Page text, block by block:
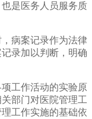
是医务人员服务质
病案记录作为法律
录加以判断，明确
工作活动的实验原
部门对医院管理工
工作实施的基础依